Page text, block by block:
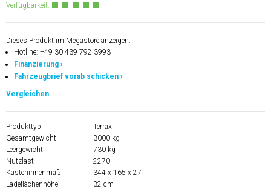
Verfügbarkeit:
Dieses Produkt im Megastore anzeigen.
Hotline: +49 30 439 792 3993
Finanzierung ›
Fahrzeugbrief vorab schicken ›
Vergleichen
Produkttyp
Terrax
Gesamtgewicht
3000 kg
Leergewicht
730 kg
Nutzlast
2270
Kasteninnenmaß
344 x 165 x 27
Ladeflächenhöhe
32 cm